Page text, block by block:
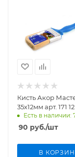
Кисть Акор
35х12мм арт. 171
Есть в наличии:
90 руб./шт
В